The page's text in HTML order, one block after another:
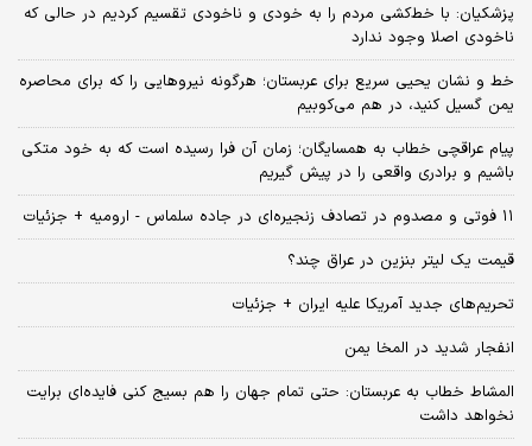
پزشکیان: با خط‌کشی مردم را به خودی و ناخودی تقسیم کردیم در حالی که
ناخودی اصلا وجود ندارد
خط و نشان یحیی سریع برای عربستان؛ هرگونه نیروهایی را که برای محاصره
یمن گسیل کنید، در هم می‌کوبیم
پیام عراقچی خطاب به همسایگان؛ زمان آن فرا رسیده است که به خود متکی
باشیم و برادری واقعی را در پیش گیریم
۱۱ فوتی و مصدوم در تصادف زنجیره‌ای در جاده سلماس - ارومیه + جزئیات
قیمت یک لیتر بنزین در عراق چند؟
تحریم‌های جدید آمریکا علیه ایران + جزئیات
انفجار شدید در المخا یمن
المشاط خطاب به عربستان: حتی تمام جهان را هم بسیج کنی فایده‌ای برایت
نخواهد داشت